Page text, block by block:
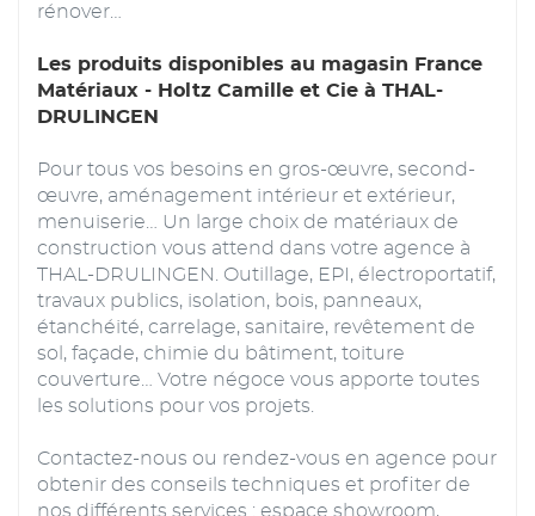
rénover…
Les produits disponibles au magasin France
Matériaux - Holtz Camille et Cie à THAL-
DRULINGEN
Pour tous vos besoins en gros-œuvre, second-
œuvre, aménagement intérieur et extérieur,
menuiserie… Un large choix de matériaux de
construction vous attend dans votre agence à
THAL-DRULINGEN. Outillage, EPI, électroportatif,
travaux publics, isolation, bois, panneaux,
étanchéité, carrelage, sanitaire, revêtement de
sol, façade, chimie du bâtiment, toiture
couverture… Votre négoce vous apporte toutes
les solutions pour vos projets.
Contactez-nous ou rendez-vous en agence pour
obtenir des conseils techniques et profiter de
nos différents services : espace showroom,